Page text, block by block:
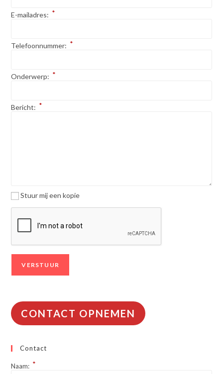
E-mailadres: *
Telefoonnummer: *
Onderwerp: *
Bericht: *
Stuur mij een kopie
CONTACT OPNEMEN
Contact
Naam: *